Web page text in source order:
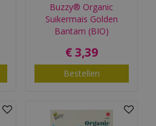
Buzzy® Organic
Suikermais Golden
Bantam (BIO)
€ 3,39
Bestellen